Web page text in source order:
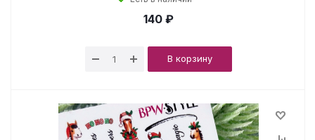
140 ₽
В корзину